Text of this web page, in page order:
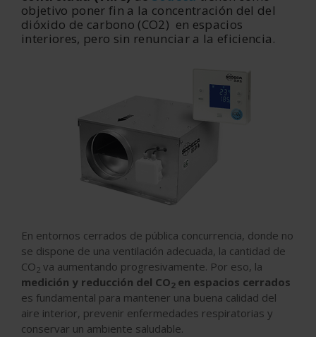
objetivo poner fin a la concentración del del
dióxido de carbono (CO2) en espacios
interiores, pero sin renunciar a la eficiencia.
En entornos cerrados de pública concurrencia, donde no
se dispone de una ventilación adecuada, la cantidad de
CO 2 va aumentando progresivamente. Por eso, la
medición y reducción del CO2en espacios cerrados
es fundamental para mantener una buena calidad del
aire interior, prevenir enfermedades respiratorias y
conservar un ambiente saludable.